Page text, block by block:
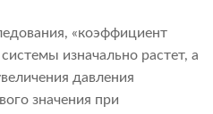
«коэффициент
изначально растет, а
давления
значения при